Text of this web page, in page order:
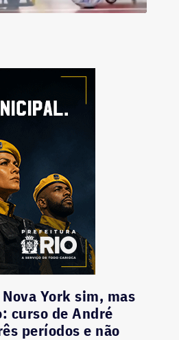
York sim, mas
curso de André
períodos e não